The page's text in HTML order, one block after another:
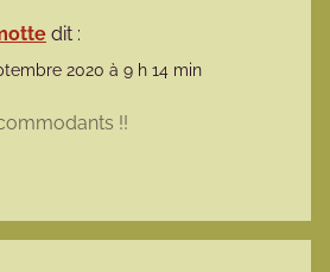
dit :
2020 à 9 h 14 min
!!